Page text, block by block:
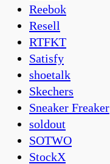
Reebok
Resell
RTFKT
Satisfy
shoetalk
Skechers
Sneaker Freaker
soldout
SOTWO
StockX